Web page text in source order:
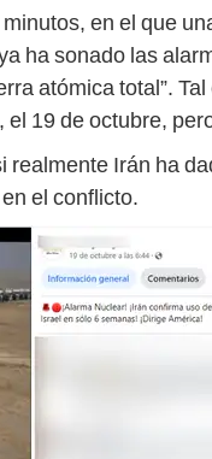
en el que
ha sonado las
atómica total”.
19 de octubre,
Irán ha
el conflicto.